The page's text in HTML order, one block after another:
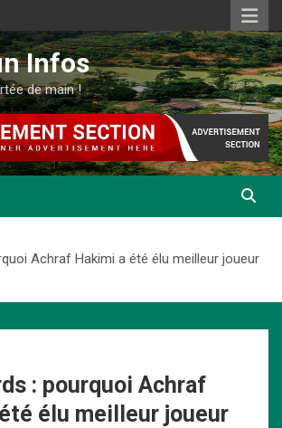
Infos
de main !
Achraf Hakimi a été élu meilleur joueur
: pourquoi Achraf
élu meilleur joueur